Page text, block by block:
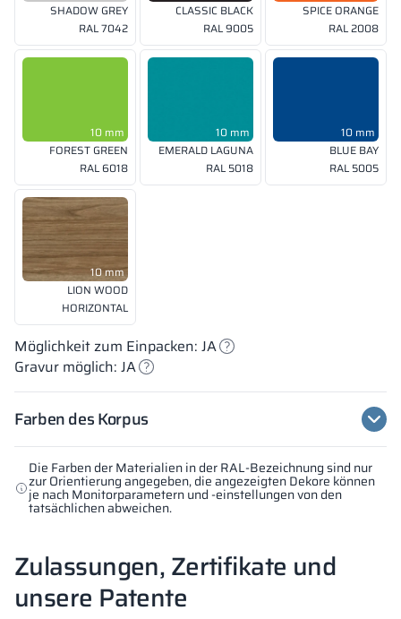
Die Farben der Materialien in der RAL-Bezeichnung sind nur
zur Orientierung angegeben, die angezeigten Dekore können
je nach Monitorparametern und -einstellungen von den
tatsächlichen abweichen.
SHADOW GREY
RAL 7042
CLASSIC BLACK
RAL 9005
SPICE ORANGE
RAL 2008
10 mm
FOREST GREEN
RAL 6018
10 mm
EMERALD LAGUNA
RAL 5018
10 mm
BLUE BAY
RAL 5005
10 mm
LION WOOD
HORIZONTAL
Möglichkeit zum Einpacken: JA
Gravur möglich: JA
Farben des Korpus
Zulassungen, Zertifikate und
unsere Patente